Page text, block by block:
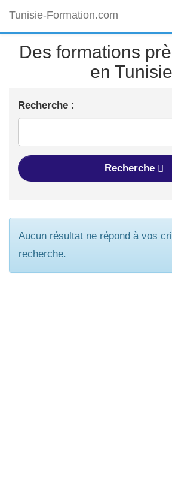
Tunisie-Formation.com
Des formations
en
Recherche :
Recherche
Aucun résultat ne répond à vos
recherche.